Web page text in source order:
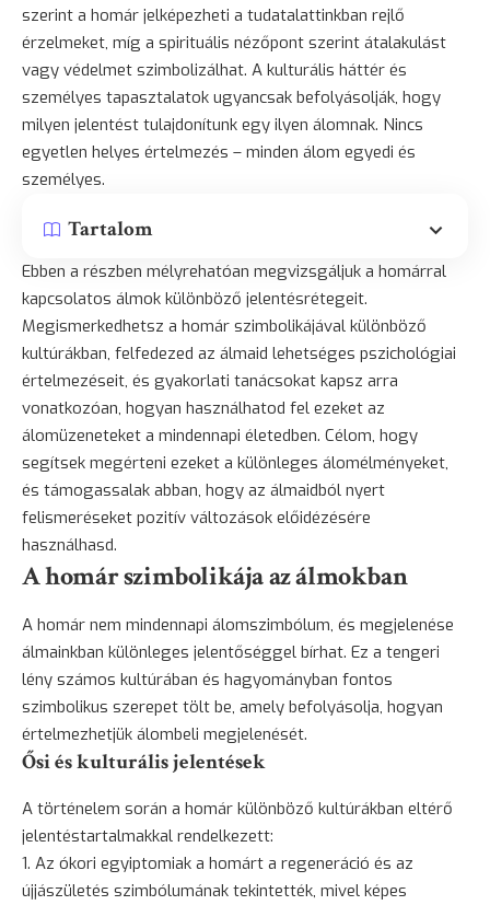
szerint a homár jelképezheti a tudatalattinkban rejlő
érzelmeket, míg a spirituális nézőpont szerint átalakulást
vagy védelmet szimbolizálhat. A kulturális háttér és
személyes tapasztalatok ugyancsak befolyásolják, hogy
milyen jelentést tulajdonítunk egy ilyen álomnak. Nincs
egyetlen helyes értelmezés – minden álom egyedi és
személyes.
Tartalom
Ebben a részben mélyrehatóan megvizsgáljuk a homárral
kapcsolatos álmok különböző jelentésrétegeit.
Megismerkedhetsz a homár szimbolikájával különböző
kultúrákban, felfedezed az álmaid lehetséges pszichológiai
értelmezéseit, és gyakorlati tanácsokat kapsz arra
vonatkozóan, hogyan használhatod fel ezeket az
álomüzeneteket a mindennapi életedben. Célom, hogy
segítsek megérteni ezeket a különleges álomélményeket,
és támogassalak abban, hogy az álmaidból nyert
felismeréseket pozitív változások előidézésére
használhasd.
A homár szimbolikája az álmokban
A homár nem mindennapi álomszimbólum, és megjelenése
álmainkban különleges jelentőséggel bírhat. Ez a tengeri
lény számos kultúrában és hagyományban fontos
szimbolikus szerepet tölt be, amely befolyásolja, hogyan
értelmezhetjük álombeli megjelenését.
Ősi és kulturális jelentések
A történelem során a homár különböző kultúrákban eltérő
jelentéstartalmakkal rendelkezett:
Az ókori egyiptomiak a homárt a regeneráció és az
újjászületés szimbólumának tekintették, mivel képes